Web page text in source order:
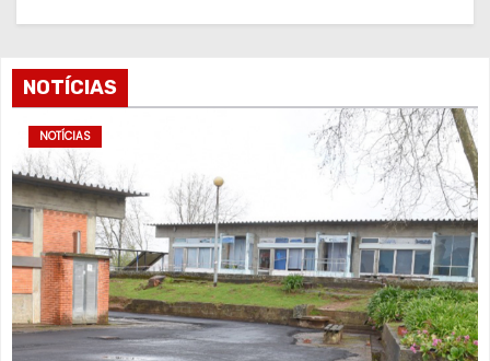
NOTÍCIAS
NOTÍCIAS